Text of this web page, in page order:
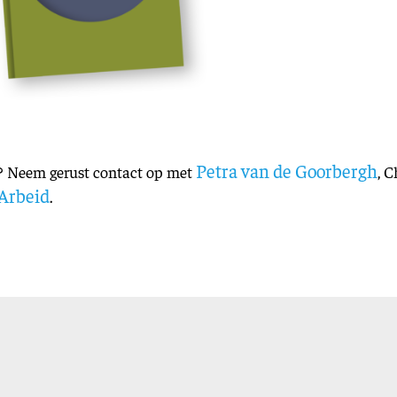
gerust contact op met Petra van de Goorbergh ,
.